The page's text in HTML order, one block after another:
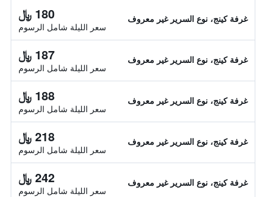
غرفة كينج، نوع السرير غير معروف 180 ﷼
سعر الليلة شامل الرسوم
غرفة كينج، نوع السرير غير معروف 187 ﷼
سعر الليلة شامل الرسوم
غرفة كينج، نوع السرير غير معروف 188 ﷼
سعر الليلة شامل الرسوم
غرفة كينج، نوع السرير غير معروف 218 ﷼
سعر الليلة شامل الرسوم
غرفة كينج، نوع السرير غير معروف 242 ﷼
سعر الليلة شامل الرسوم